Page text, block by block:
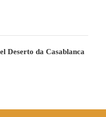
Deserto da Casablanca